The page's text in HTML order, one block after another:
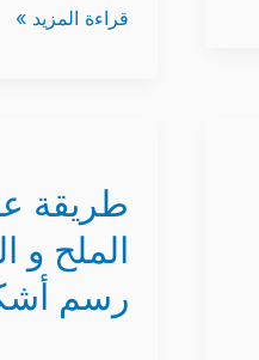
قراءة المزيد »
طريقة
الملح و
رسم
هدية
و
تحفة
من